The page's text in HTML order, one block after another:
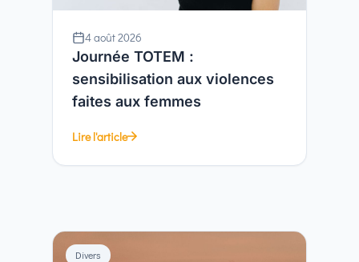
4 août 2026
Journée TOTEM :
sensibilisation aux violences
faites aux femmes
Lire l'article
Divers